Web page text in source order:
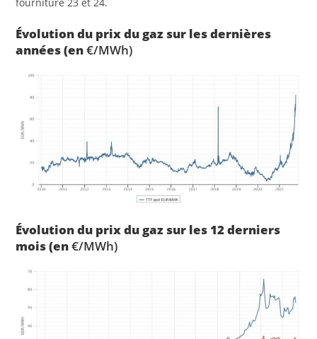
Évolution du prix du gaz sur lesdernières
années (en€/MWh)
Évolution du prix du gaz sur les 12derniers
mois (en€/MWh)